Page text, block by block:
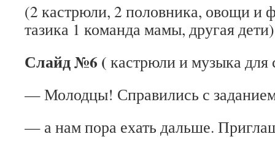
(2 кастрюли, 2 половника, овощи и
тазика 1 команда мамы, другая дети)
Слайд №6 ( кастрюли и музыка для
— Молодцы! Справились с
— а нам пора ехать дальше.